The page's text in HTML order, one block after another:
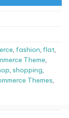
, fashion, flat,
Theme,
, shopping,
Themes,